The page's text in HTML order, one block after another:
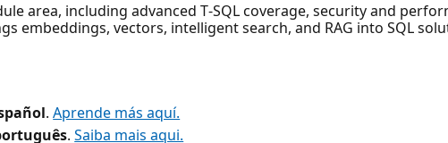
area, including advanced T‑SQL coverage, security and
embeddings, vectors, intelligent search, and RAG into SQL
.Aprende más aquí.
.Saiba mais aqui.